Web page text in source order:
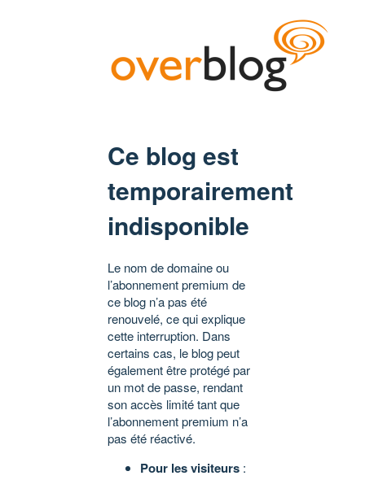
Ce blog est
temporairement
indisponible
Le nom de domaine ou
l’abonnement premium de
ce blog n’a pas été
renouvelé, ce qui explique
cette interruption. Dans
certains cas, le blog peut
également être protégé par
un mot de passe, rendant
son accès limité tant que
l’abonnement premium n’a
pas été réactivé.
Pour les visiteurs :